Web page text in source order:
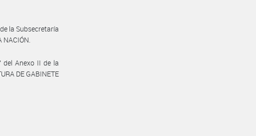
la Subsecretaría
NACIÓN.
del Anexo II de la
DE GABINETE